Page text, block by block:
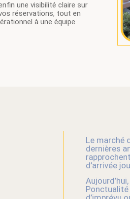
une visibilité claire sur
réservations, tout en
à une équipe
Le marché
dernières
d’arrivée
Ponctualité